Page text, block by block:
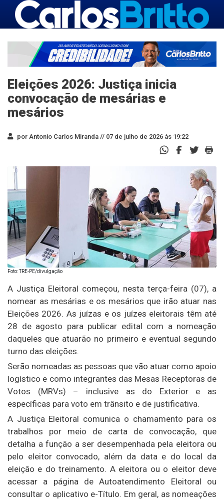
Eleições 2026: Justiça inicia
convocação de mesárias e
mesários
por Antonio Carlos Miranda // 07 de julho de 2026 às 19:22
Foto: TRE-PE/divulgação
A Justiça Eleitoral começou, nesta terça-feira (07), a
nomear as mesárias e os mesários que irão atuar nas
Eleições 2026. As juízas e os juízes eleitorais têm até
28 de agosto para publicar edital com a nomeação
daqueles que atuarão no primeiro e eventual segundo
turno das eleições.
Serão nomeadas as pessoas que vão atuar como apoio
logístico e como integrantes das Mesas Receptoras de
Votos (MRVs) – inclusive as do Exterior e as
específicas para voto em trânsito e de justificativa.
A Justiça Eleitoral comunica o chamamento para os
trabalhos por meio de carta de convocação, que
detalha a função a ser desempenhada pela eleitora ou
pelo eleitor convocado, além da data e do local da
eleição e do treinamento. A eleitora ou o eleitor deve
acessar a página de Autoatendimento Eleitoral ou
consultar o aplicativo e-Título. Em geral, as nomeações